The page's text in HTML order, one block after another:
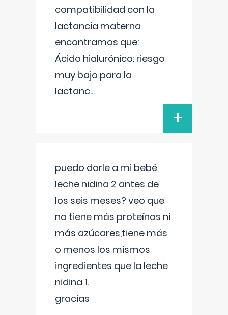
compatibilidad con la
lactancia materna
encontramos que:
Ácido hialurónico: riesgo
muy bajo para la
lactanc...
+
puedo darle a mi bebé
leche nidina 2 antes de
los seis meses? veo que
no tiene más proteínas ni
más azúcares,tiene más
o menos los mismos
ingredientes que la leche
nidina 1.
gracias